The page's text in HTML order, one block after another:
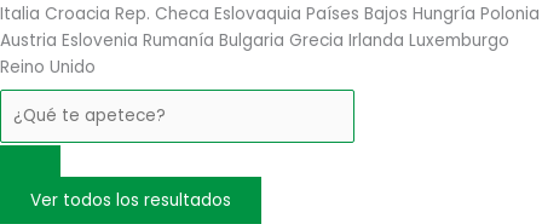
Italia Croacia Rep. Checa Eslovaquia Países Bajos Hungría Polonia
Austria Eslovenia Rumanía Bulgaria Grecia Irlanda Luxemburgo
Reino Unido
Ver todos los resultados